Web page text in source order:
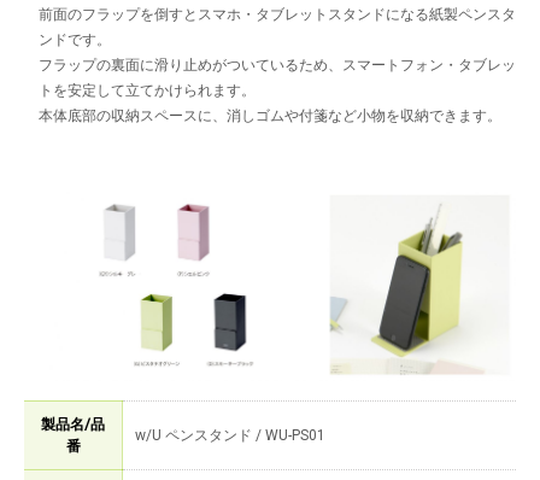
前面のフラップを倒すとスマホ・タブレットスタンドになる紙製ペンスタ
ンドです。
フラップの裏面に滑り止めがついているため、スマートフォン・タブレッ
トを安定して立てかけられます。
本体底部の収納スペースに、消しゴムや付箋など小物を収納できます。
製品名/品
番
w/U ペンスタンド / WU-PS01